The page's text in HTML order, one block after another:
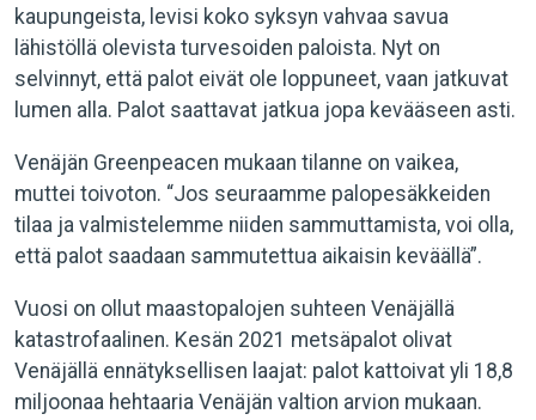
kaupungeista, levisi koko syksyn vahvaa savua
lähistöllä olevista turvesoiden paloista. Nyt on
selvinnyt, että palot eivät ole loppuneet, vaan jatkuvat
lumen alla. Palot saattavat jatkua jopa kevääseen asti.
Venäjän Greenpeacen mukaan tilanne on vaikea,
muttei toivoton. “Jos seuraamme palopesäkkeiden
tilaa ja valmistelemme niiden sammuttamista, voi olla,
että palot saadaan sammutettua aikaisin keväällä”.
Vuosi on ollut maastopalojen suhteen Venäjällä
katastrofaalinen. Kesän 2021 metsäpalot olivat
Venäjällä ennätyksellisen laajat: palot kattoivat yli 18,8
miljoonaa hehtaaria Venäjän valtion arvion mukaan.